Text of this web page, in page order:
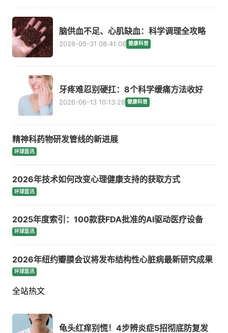
脑供血不足、心肌缺血：科学调理全攻略
2026-05-31 08:41:08 健康科普
牙疼难忍别硬扛：8个科学缓痛方法收好
2026-06-13 10:13:28 健康科普
精神科药物研发管线的新进展
环球医讯
2026年技术如何改变心理健康支持的获取方式
环球医讯
2025年度索引：100款获FDA批准的AI驱动医疗设备
环球医讯
2026年纽约瓣膜会议将发布结构性心脏病最新研究成果
环球医讯
全站热文
龟头红痒别慌！4步辨炎症5招彻底防复发